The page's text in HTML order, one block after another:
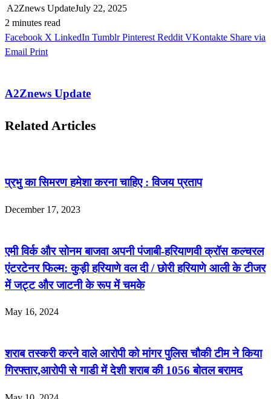
A2Znews UpdateJuly 22, 2025
2 minutes read
Facebook X LinkedIn Tumblr Pinterest Reddit VKontakte Share via
Email Print
A2Znews Update
Related Articles
प्रभु का सिमरण हमेशा करना चाहिए : विजय प्रताप
December 17, 2023
एमी विर्क और सोनम बाजवा अपनी पंजाबी-हरियाणवी क्रॉस कल्चरल
एंटरटेनर फिल्म: कुड़ी हरियाणे वल दी / छोरी हरियाणे आली के टीजर
में जट्ट और जाटनी के रूप में चमके
May 16, 2024
शराब तस्करी करने वाले आरोपी को मांगर पुलिस चौकी टीम ने किया
गिरफ्तार,आरोपी से गाडी में देशी शराब की 1056 बोतल बरामद